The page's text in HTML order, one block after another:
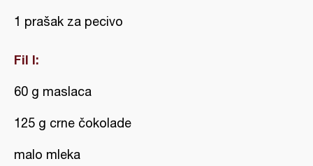
1 prašak za pecivo
Fil I:
60 g maslaca
125 g crne čokolade
malo mleka